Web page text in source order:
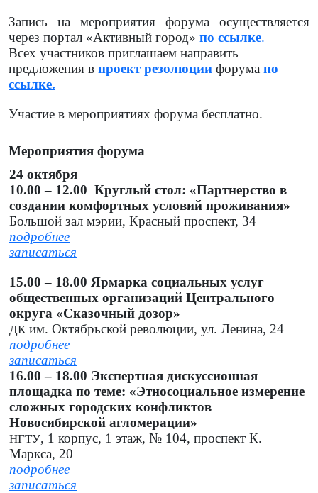
Запись на мероприятия форума осуществляется
через портал «Активный город» по ссылке.
Всех участников приглашаем направить
предложения в проект резолюции форума по
ссылке.
Участие в мероприятиях форума бесплатно.
Мероприятия форума
24 октября
10.00 – 12.00 Круглый стол: «Партнерство в
создании комфортных условий проживания»
Большой зал мэрии, Красный проспект, 34
подробнее
записаться
15.00 – 18.00 Ярмарка социальных услуг
общественных организаций Центрального
округа «Сказочный дозор»
ДК им. Октябрьской революции, ул. Ленина, 24
подробнее
записаться
16.00 – 18.00 Экспертная дискуссионная
площадка по теме: «Этносоциальное измерение
сложных городских конфликтов
Новосибирской агломерации»
НГТУ, 1 корпус, 1 этаж, № 104, проспект К.
Маркса, 20
подробнее
записаться